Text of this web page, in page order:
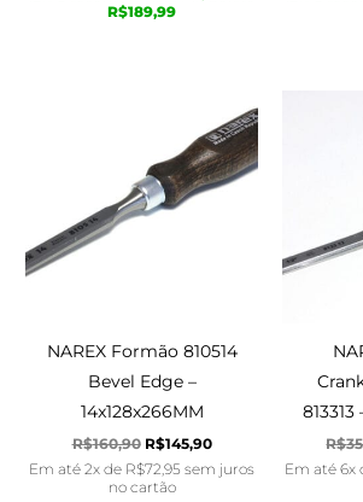
R$189,99
NAREX Formão 810514
Bevel Edge –
14x128x266MM
R$160,90
original
R$160,90.
R$145,90
preço
atual
é:
R$145,90.
Em até 2x de R$72,95 sem juros
no cartão
813313
R$
Em até 6x